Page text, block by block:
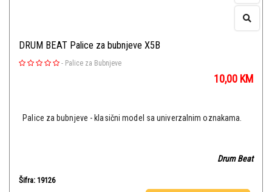
DRUM BEAT Palice za bubnjeve X5B
- Palice za Bubnjeve
10,00 KM
Palice za bubnjeve - klasični model sa univerzalnim oznakama.
Drum Beat
Šifra: 19126